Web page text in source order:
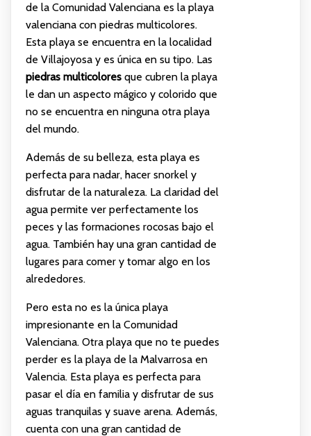
de la Comunidad Valenciana es la playa
valenciana con piedras multicolores.
Esta playa se encuentra en la localidad
de Villajoyosa y es única en su tipo. Las
piedras multicoloresque cubren la playa
le dan un aspecto mágico y colorido que
no se encuentra en ninguna otra playa
del mundo.
Además de su belleza, esta playa es
perfecta para nadar, hacer snorkel y
disfrutar de la naturaleza. La claridad del
agua permite ver perfectamente los
peces y las formaciones rocosas bajo el
agua. También hay una gran cantidad de
lugares para comer y tomar algo en los
alrededores.
Pero esta no es la única playa
impresionante en la Comunidad
Valenciana. Otra playa que no te puedes
perder es la playa de la Malvarrosa en
Valencia. Esta playa es perfecta para
pasar el día en familia y disfrutar de sus
aguas tranquilas y suave arena. Además,
cuenta con una gran cantidad de